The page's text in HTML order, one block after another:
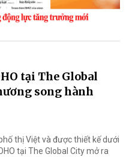
tại The Global
song hành
thị Việt và được thiết kế dưới
tại The Global City mở ra